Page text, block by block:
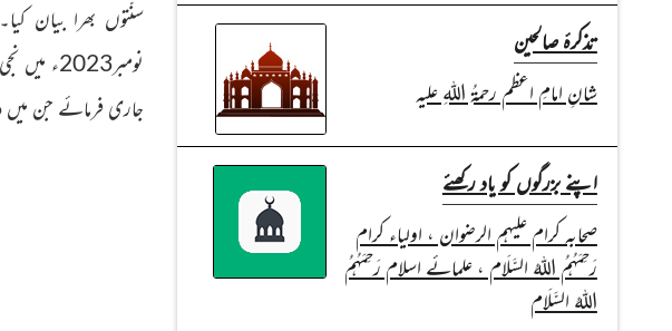
سنّتوں بھرا بیان کیا۔
نومبر2023ء میں نجی پیغامات کے علاوہ المدینۃُ العلمیہ
جاری فرمائے جن میں 546 تعزیت کے ، 2206 عیادت کے جبکہ 196 دیگر پیغامات تھے۔
تذکرۂ صالحین
شانِ امامِ اعظم رحمۃُ اللہِ علیہ
اپنے بزرگوں کو یاد رکھئے
صحابہ کرام علیہم الرضوان ، اولیاء کرام
رَحِمَہُمُ اللہُ السَّلَام ، علمائے اسلام رَحِمَہُمُ
اللہُ السَّلَام